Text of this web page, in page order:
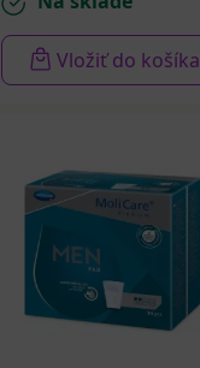
Vložiť do košíka